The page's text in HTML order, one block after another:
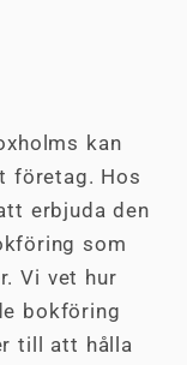
kan
företag. Hos
erbjuda den
som
Vi vet hur
bokföring
till att hålla